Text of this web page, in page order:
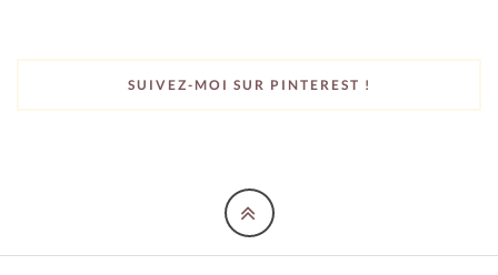
SUIVEZ-MOI SUR PINTEREST !